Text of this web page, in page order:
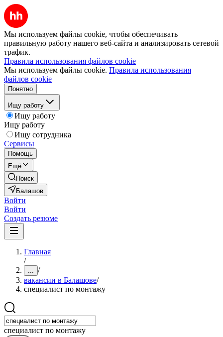
Мы используем файлы cookie, чтобы обеспечивать
правильную работу нашего веб-сайта и анализировать сетевой
трафик.
Правила использования файлов cookie
Мы используем файлы cookie. Правила использования
файлов cookie
Понятно
Ищу работу
Ищу работу
Ищу работу
Ищу сотрудника
Сервисы
Помощь
Ещё
Поиск
Балашов
Войти
Войти
Создать резюме
Главная
/
... /
вакансии в Балашове/
специалист по монтажу
специалист по монтажу